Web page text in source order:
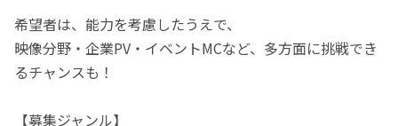
希望者は、能力を考慮したうえで、
映像分野・企業PV・イベントMCなど、多方面に挑戦でき
るチャンスも！
【募集ジャンル】